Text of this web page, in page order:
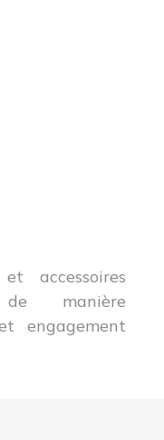
accessoires
manière
engagement